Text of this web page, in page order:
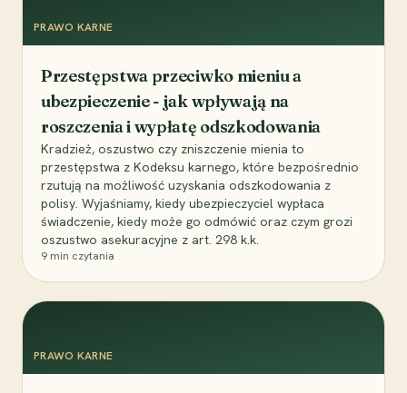
PRAWO KARNE
Przestępstwa przeciwko mieniu a
ubezpieczenie - jak wpływają na
roszczenia i wypłatę odszkodowania
Kradzież, oszustwo czy zniszczenie mienia to
przestępstwa z Kodeksu karnego, które bezpośrednio
rzutują na możliwość uzyskania odszkodowania z
polisy. Wyjaśniamy, kiedy ubezpieczyciel wypłaca
świadczenie, kiedy może go odmówić oraz czym grozi
oszustwo asekuracyjne z art. 298 k.k.
9 min czytania
PRAWO KARNE